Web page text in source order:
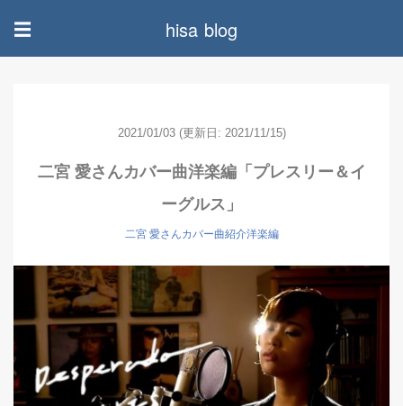
☰ hisa blog
2021/01/03 (更新日: 2021/11/15)
二宮 愛さんカバー曲洋楽編「プレスリー＆イ
ーグルス」
二宮 愛さんカバー曲紹介洋楽編